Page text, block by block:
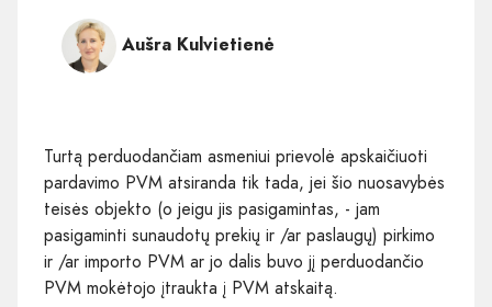
Aušra Kulvietienė
Turtą perduodančiam asmeniui prievolė apskaičiuoti
pardavimo PVM atsiranda tik tada, jei šio nuosavybės
teisės objekto (o jeigu jis pasigamintas, - jam
pasigaminti sunaudotų prekių ir /ar paslaugų) pirkimo
ir /ar importo PVM ar jo dalis buvo jį perduodančio
PVM mokėtojo įtraukta į PVM atskaitą.